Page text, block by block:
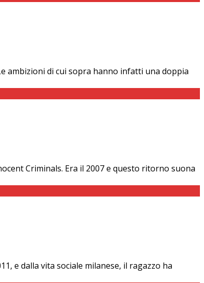
ambizioni di cui sopra hanno infatti una doppia
Criminals. Era il 2007 e questo ritorno suona
e dalla vita sociale milanese, il ragazzo ha